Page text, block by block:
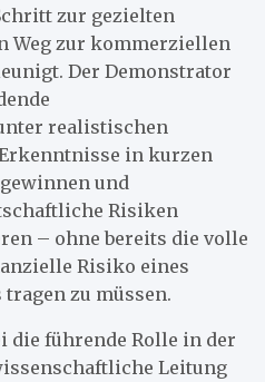
zur gezielten
Weg zur kommerziellen
Der Demonstrator
realistischen
in kurzen
und
Risiken
– ohne bereits die volle
Risiko eines
zu müssen.
die führende Rolle in der
Leitung